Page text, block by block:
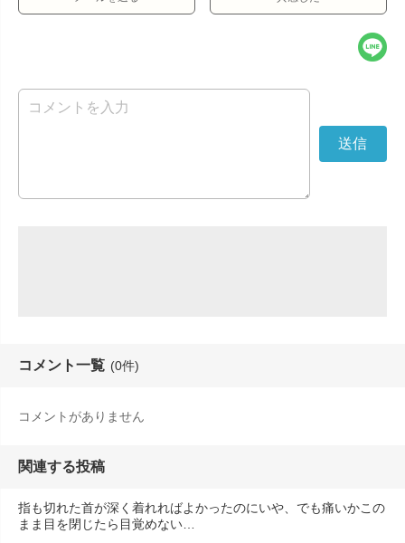
コメント一覧 (0件)
コメントがありません
関連する投稿
指も切れた首が深く着れればよかったのにいや、でも痛いかこの
まま目を閉じたら目覚めない…